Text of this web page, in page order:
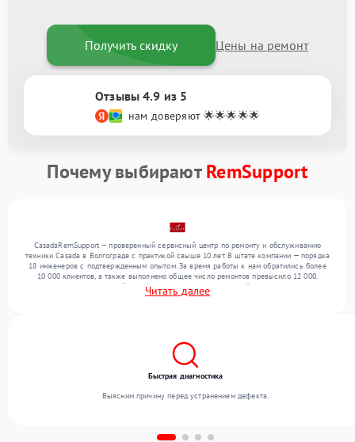
Получить скидку Цены на ремонт
Отзывы 4.9 из 5
нам доверяют 🌟🌟🌟🌟🌟
Почему выбираютRemSupport
CasadaRemSupport — проверенный сервисный центр по ремонту и обслуживанию
техники Casada в Волгограде с практикой свыше 10 лет. В штате компании — порядка
18 инженеров с подтвержденным опытом. За время работы к нам обратились более
10 000 клиентов, а также выполнено общее число ремонтов превысило 12 000.
Ежемесячно в сервисный центр поступает более 300 устройств, включая , , . Мы
устраняем поломки любой сложности и гарантируем высокое качество обслуживания
Читать далее
Быстрая диагностика
Выясним причину перед устранением дефекта.